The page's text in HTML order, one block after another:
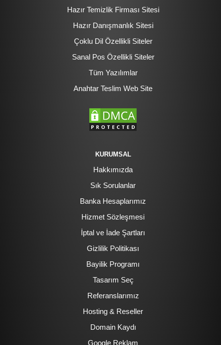
Hazır Temizlik Firması Sitesi
Hazır Danışmanlık Sitesi
Çoklu Dil Özellikli Siteler
Sanal Pos Özellikli Siteler
Tüm Yazılımlar
Anahtar Teslim Web Site
KURUMSAL
Hakkımızda
Sık Sorulanlar
Banka Hesaplarımız
Hizmet Sözleşmesi
İptal ve İade Şartları
Gizlilik Politikası
Bayilik Programı
Tasarım Seç
Referanslarımız
Hosting & Reseller
Domain Kaydı
Google Reklam